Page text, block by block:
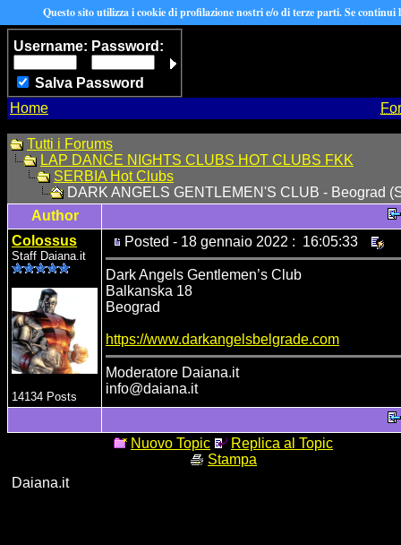
Username: Password:
Salva Password
Home
Tutti i Forums
LAP DANCE NIGHTS CLUBS HOT CLUBS FKK
SERBIA Hot Clubs
DARK ANGELS GENTLEMEN'S CLUB - Beograd
Author
Colossus
Staff Daiana.it
14134 Posts
Posted - 18 gennaio 2022 : 16:05:33
Dark Angels Gentlemen’s Club
Balkanska 18
Beograd
https://www.darkangelsbelgrade.com
Moderatore Daiana.it
info@daiana.it
Nuovo Topic
Replica al Topic
Stampa
Daiana.it
Questo sito utilizza i cookie di profilazione nostri e/o di terze parti. Se continui